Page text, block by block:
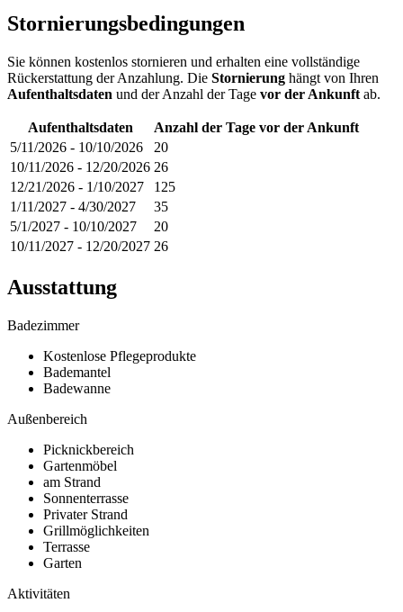
Stornierungsbedingungen
Sie können kostenlos stornieren und erhalten eine vollständige
Rückerstattung der Anzahlung. Die Stornierung hängt von Ihren
Aufenthaltsdaten und der Anzahl der Tage vor der Ankunft ab.
Aufenthaltsdaten
Anzahl der Tage vor der Ankunft
5/11/2026 - 10/10/2026
20
10/11/2026 - 12/20/2026 26
12/21/2026 - 1/10/2027
125
1/11/2027 - 4/30/2027
35
5/1/2027 - 10/10/2027
20
10/11/2027 - 12/20/2027 26
Ausstattung
Badezimmer
Kostenlose Pflegeprodukte
Bademantel
Badewanne
Außenbereich
Picknickbereich
Gartenmöbel
am Strand
Sonnenterrasse
Privater Strand
Grillmöglichkeiten
Terrasse
Garten
Aktivitäten